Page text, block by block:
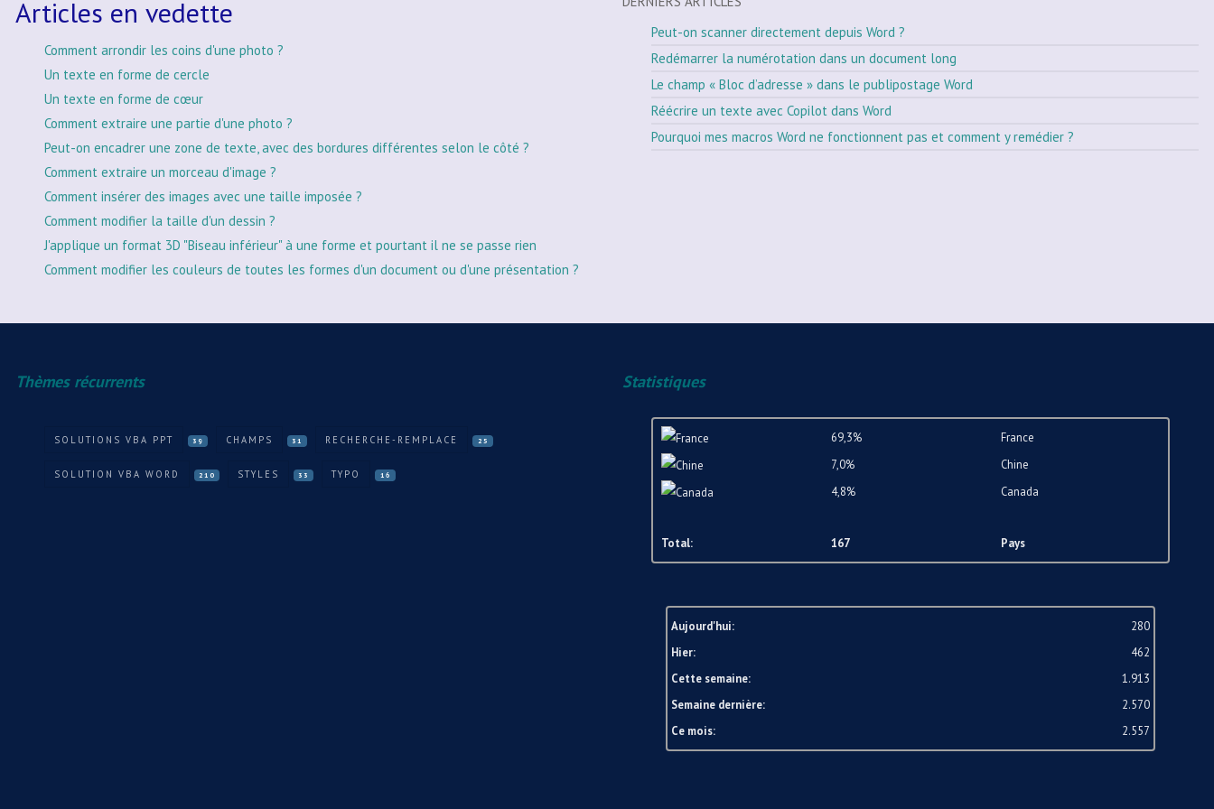
Articles en vedette
Comment arrondir les coins d'une photo ?
Un texte en forme de cercle
Un texte en forme de cœur
Comment extraire une partie d'une photo ?
Peut-on encadrer une zone de texte, avec des bordures différentes selon le côté ?
Comment extraire un morceau d'image ?
Comment insérer des images avec une taille imposée ?
Comment modifier la taille d'un dessin ?
J'applique un format 3D "Biseau inférieur" à une forme et pourtant il ne se passe rien
Comment modifier les couleurs de toutes les formes d'un document ou d'une présentation ?
Peut-on scanner directement depuis Word ?
Redémarrer la numérotation dans un document long
Le champ « Bloc d’adresse » dans le publipostage Word
Réécrire un texte avec Copilot dans Word
Pourquoi mes macros Word ne fonctionnent pas et comment y remédier ?
Thèmes récurrents
SOLUTIONS VBA PPT 39 CHAMPS 31 RECHERCHE-REMPLACE 25
SOLUTION VBA WORD 210 STYLES 33 TYPO 16
Statistiques
69,3%
France
7,0%
Chine
4,8%
Canada
Total: 167 Pays
Aujourd'hui:
280
Hier:
462
Cette semaine:
1.913
Semaine dernière:
2.570
Ce mois:
2.557